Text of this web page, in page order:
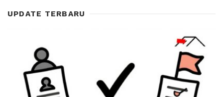
UPDATE TERBARU